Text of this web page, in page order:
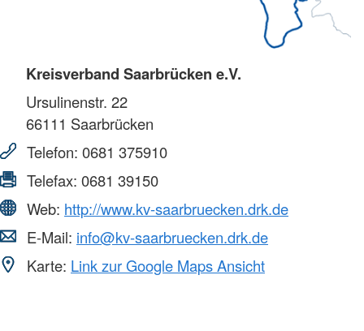
Kreisverband Saarbrücken e.V.
Ursulinenstr. 22
66111 Saarbrücken
Telefon: 0681 375910
Telefax: 0681 39150
Web: http://www.kv-saarbruecken.drk.de
E-Mail: info@kv-saarbruecken.drk.de
Karte: Link zur Google Maps Ansicht